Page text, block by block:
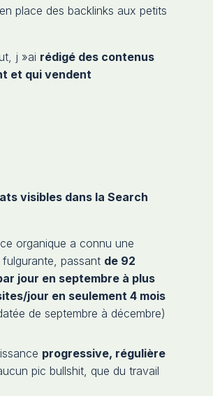
place des backlinks aux petits
j »ai rédigé des contenus
et qui vendent
visibles dans la Search
organique a connu une
passant de 92
jour en septembre à plus
jour en seulement 4 mois
de septembre à décembre)
progressive, régulière
pic bullshit, que du travail